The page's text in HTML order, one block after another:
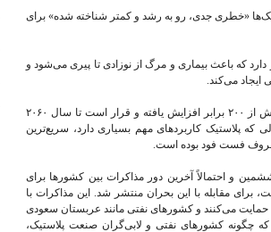
«خطری جدی، رو به رشد و کمتر شناخته شده» برای
که باعث بیماری و مرگ از نوزادی تا پیری می‌شود و
عامل این بحران، شتاب عظیم تولید پلاستیک است که از سال ۱۹۵۰ بیش از ۲۰۰ برابر افزایش یافته و قرار است تا سال ۲۰۶۰
که پلاستیک کاربردهای مهم بسیاری دارد، سریع‌ترین
ظروف فست فود بوده است.
و احتمالاً آخرین دور مذاکرات بین کشورها برای
برای مقابله با این بحران منتشر شد. این مذاکرات با
تولید پلاستیک حمایت می‌کنند و کشورهای نفتی مانند عربستان سعودی
چگونه کشورهای نفتی و لابی‌گران صنعت پلاستیک،